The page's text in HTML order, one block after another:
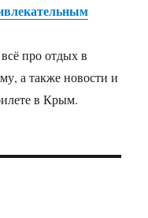
про отдых в
а также новости и
в Крым.